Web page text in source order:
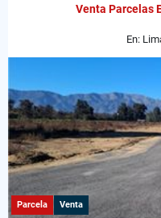
Venta Parcelas
En:
Parcela Venta